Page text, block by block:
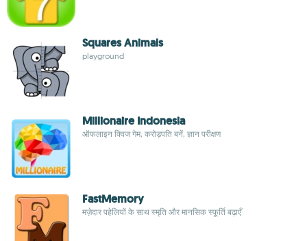
Squares Animals
playground
Millionaire Indonesia
ऑफलाइन क्विज गेम, करोड़पति बनें, ज्ञान परीक्षण
FastMemory
मज़ेदार पहेलियों के साथ स्मृति और मानसिक स्फूर्ति बढ़ाएँ